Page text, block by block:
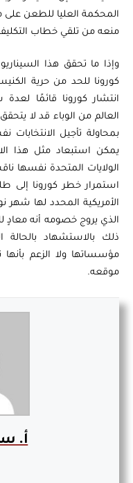
المحكمة العليا للطعن على
منعه من تلقي خطاب
وإذا ما تحقق هذا السيناريو
كورونا للحد من حرية
انتشار كورونا قائمًا
العالم من الوباء قد لا
بمحاولة تأجيل الانتخابات
يمكن استبعاد مثل هذا
الولايات المتحدة نفسها
استمرار خطر كورونا إلى طلب
الأمريكية المحدد لها شهر
الذي يروج خصومه أنه معادٍ
ذلك بالاستشهاد بالحالة
مؤسساتها ولا الزعم
موقعه.
أ.